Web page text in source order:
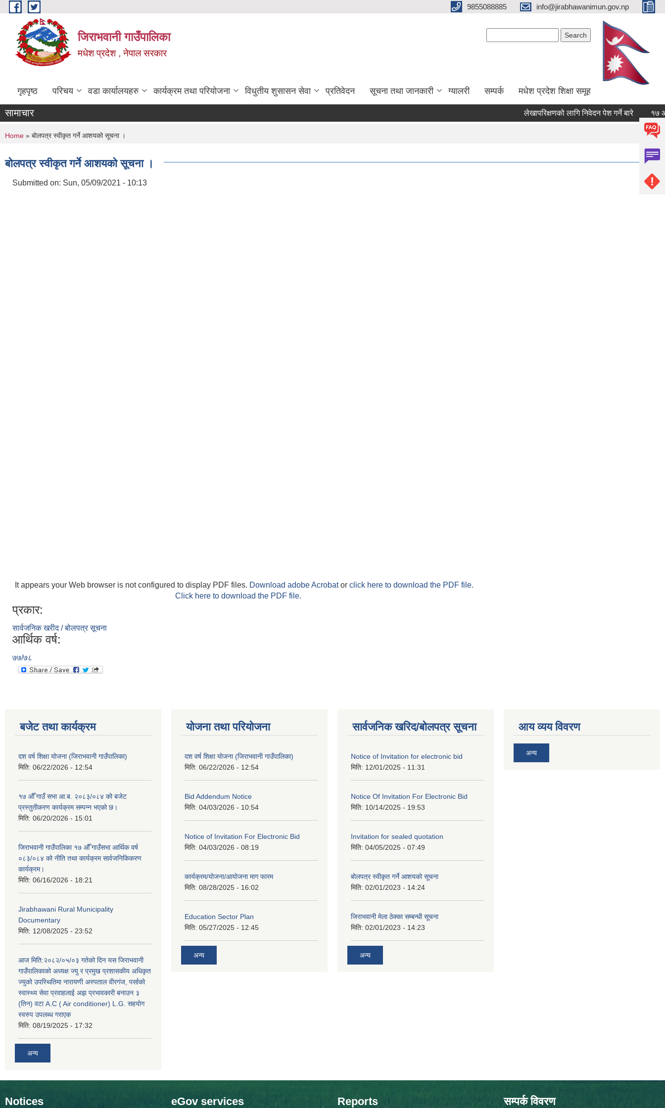
Skip to main content 9855088885 info@jirabhawanimun.gov.np
जिराभवानी गाउँपालिका
मधेश प्रदेश , नेपाल सरकार
गृहपृष्ठ परिचय वडा कार्यालयहरु कार्यक्रम तथा परियोजना विधुतीय शुसासन सेवा प्रतिवेदन सूचना तथा जानकारी ग्यालरी सम्पर्क मधेश प्रदेश शिक्षा समूह
सामाचार लेखापरिक्षणको लागि निवेदन पेश गर्ने बारे १७ औँ
1
You are here
Home » बोलपत्र स्वीकृत गर्ने आशयको सूचना ।
बोलपत्र स्वीकृत गर्ने आशयको सूचना ।
Submitted on: Sun, 05/09/2021 - 10:13
It appears your Web browser is not configured to display PDF files. Download adobe Acrobator click here to download the PDF file.
Click here to download the PDF file.
प्रकार:
सार्वजनिक खरीद / बोलपत्र सूचना
आर्थिक वर्ष:
७७/७८
बजेट तथा कार्यक्रम
दश वर्ष शिक्षा योजना (जिराभवानी गाउँपालिका)
मिति: 06/22/2026 - 12:54
१७ औँ गाउँ सभा आ.ब. २०८३/०८४ को बजेट
प्रस्तुतीकरण कार्यक्रम सम्पन्न भएको छ।
मिति: 06/20/2026 - 15:01
जिराभवानी गाउँपालिका १७ औँ गाउँसभा आर्थिक वर्ष
०८३/०८४ को नीति तथा कार्यक्रम सार्वजनिकिकरण
कार्यक्रम।
मिति: 06/16/2026 - 18:21
Jirabhawani Rural Municipality
Documentary
मिति: 12/08/2025 - 23:52
आज मिति:२०८२/०५/०३ गतेको दिन यस जिराभवानी
गाउँपालिकाको अध्यक्ष ज्यु र प्रमुख प्रशासकीय अधिकृत
ज्युको उपस्थितिमा नारायणी अस्पताल वीरगंज, पर्साको
स्वास्थ्य सेवा प्रवाहलाई अझ प्रभावकारी बनाउन ३
(तिन) वटा A.C ( Air conditioner) L.G. सहयाेग
स्वरुप उपलब्ध गराएक
मिति: 08/19/2025 - 17:32
अन्य
योजना तथा परियोजना
दश वर्ष शिक्षा योजना (जिराभवानी गाउँपालिका)
मिति: 06/22/2026 - 12:54
Bid Addendum Notice
मिति: 04/03/2026 - 10:54
Notice of Invitation For Electronic Bid
मिति: 04/03/2026 - 08:19
कार्यक्रम/योजना/आयोजना माग फारम
मिति: 08/28/2025 - 16:02
Education Sector Plan
मिति: 05/27/2025 - 12:45
अन्य
सार्वजनिक खरिद/बोलपत्र सूचना
Notice of Invitation for electronic bid
मिति: 12/01/2025 - 11:31
Notice Of Invitation For Electronic Bid
मिति: 10/14/2025 - 19:53
Invitation for sealed quotation
मिति: 04/05/2025 - 07:49
बोलपत्र स्वीकृत गर्ने आशयको सूचना
मिति: 02/01/2023 - 14:24
जिराभवानी मेला ठेक्का सम्बन्धी सूचना
मिति: 02/01/2023 - 14:23
अन्य
आय व्यय विवरण
अन्य
Notices eGov services Reports सम्पर्क विवरण